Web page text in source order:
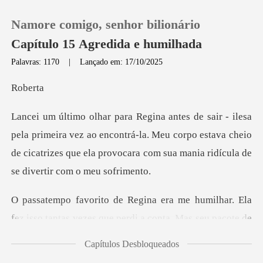
Loja
Histórico
Namore comigo, senhor bilionário
Capítulo 15 Agredida e humilhada
Palavras: 1170 |Lançado em: 17/10/2025
be
ra vez ao encontrá-la. Meu corpo estava cheio
de cicatrizes que ela
har. Ela
fez isso tantas vezes que perdi a c
Capítulos Desbloqueados